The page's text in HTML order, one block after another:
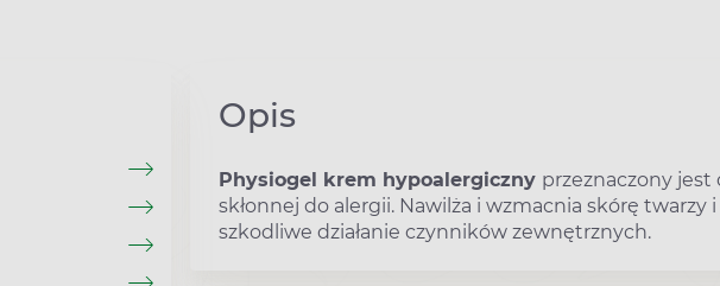
Opis
Physiogel krem hypoalergiczny przeznaczony jest
skłonnej do alergii. Nawilża i wzmacnia skórę twarzy
szkodliwe działanie czynników zewnętrznych.